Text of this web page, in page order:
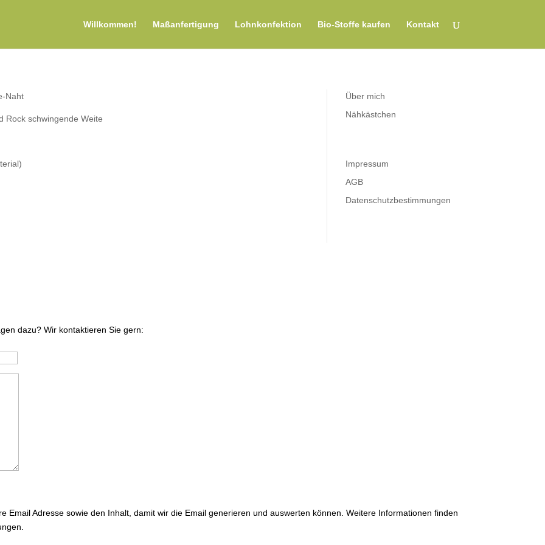
Willkommen! Maßanfertigung Lohnkonfektion Bio-Stoffe kaufen Kontakt
Naht
Rock schwingende Weite
Über mich
Nähkästchen
Impressum
AGB
Datenschutzbestimmungen
dazu? Wir kontaktieren Sie gern:
Email Adresse sowie den Inhalt, damit wir die Email generieren und auswerten können. Weitere Informationen finden